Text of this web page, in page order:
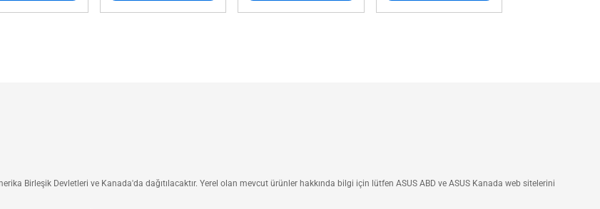
Birleşik Devletleri ve Kanada'da dağıtılacaktır. Yerel olan mevcut ürünler hakkında bilgi için lütfen ASUS ABD ve ASUS Kanada web sitelerini